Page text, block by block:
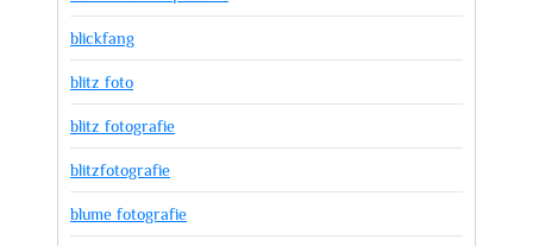
blickfang
blitz foto
blitz fotografie
blitzfotografie
blume fotografie